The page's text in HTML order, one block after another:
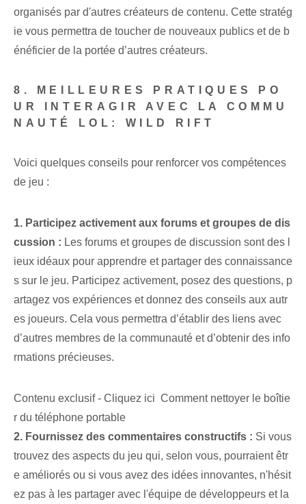
organisés par d'autres créateurs de contenu. Cette stratég
ie vous permettra de toucher de nouveaux publics et de b
énéficier de la portée d’autres créateurs.
8. MEILLEURES PRATIQUES PO
UR INTERAGIR AVEC LA COMMU
NAUTÉ LOL: WILD RIFT
Voici quelques conseils pour renforcer vos compétences
de jeu :
1. Participez activement aux forums et groupes de dis
cussion : Les forums et groupes de discussion sont des l
ieux idéaux pour apprendre et partager des connaissance
s sur le jeu. Participez activement, posez des questions, p
artagez vos expériences et donnez des conseils aux autr
es joueurs. Cela vous permettra d’établir des liens avec
d’autres membres de la communauté et d’obtenir des info
rmations précieuses.
Contenu exclusif - Cliquez ici Comment nettoyer le boîtie
r du téléphone portable
2. Fournissez des commentaires constructifs : Si vous
trouvez des aspects du jeu qui, selon vous, pourraient êtr
e améliorés ou si vous avez des idées innovantes, n'hésit
ez pas à les partager avec l'équipe de développeurs et la